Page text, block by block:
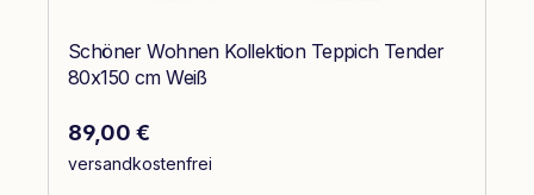
Schöner Wohnen Kollektion Teppich Tender
80x150 cm Weiß
Regulärer Preis:
89,00 €
versandkostenfrei